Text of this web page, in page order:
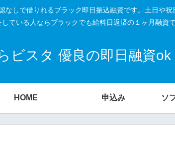
しで借りれるブラック即日振込融資です。土日や
している人ならブラックでも給料日返済の１ヶ月融資
ビスタ 優良の即日融資ok
HOME 申込み ソ